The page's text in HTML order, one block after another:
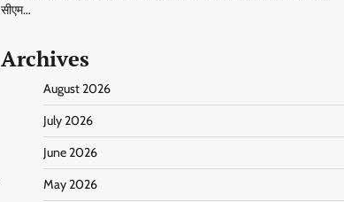
सीएम…
Archives
August 2026
July 2026
June 2026
May 2026